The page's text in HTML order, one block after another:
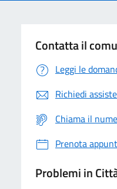
Contatta il
Leggi le
Richiedi
Chiama il
Prenota
Problemi in